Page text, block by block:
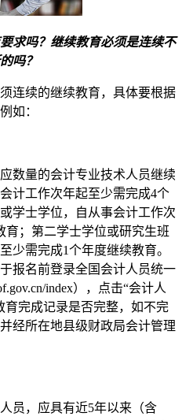
求吗？继续教育必须是连续不
吗？
连续的继续教育，具体要根据
如：
数量的会计专业技术人员继续
计工作次年起至少需完成4个
学士学位，自从事会计工作次
育；第二学士学位或研究生班
少需完成1个年度继续教育。
报名前登录全国会计人员统一
index），点击“会计人
育完成记录是否完整，如不完
经所在地县级财政局会计管理
员，应具有近5年以来（含